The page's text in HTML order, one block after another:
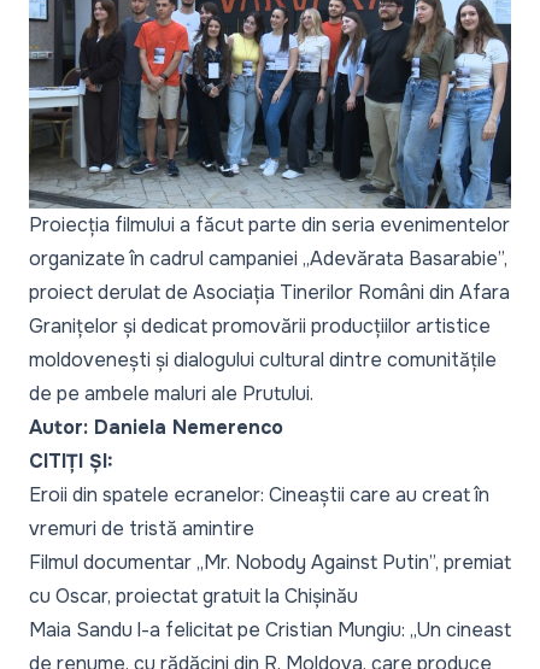
Proiecția filmului a făcut parte din seria evenimentelor
organizate în cadrul campaniei „Adevărata Basarabie”,
proiect derulat de Asociația Tinerilor Români din Afara
Granițelor și dedicat promovării producțiilor artistice
moldovenești și dialogului cultural dintre comunitățile
de pe ambele maluri ale Prutului.
Autor: Daniela Nemerenco
CITIȚI ȘI:
Eroii din spatele ecranelor: Cineaștii care au creat în
vremuri de tristă amintire
Filmul documentar „Mr. Nobody Against Putin”, premiat
cu Oscar, proiectat gratuit la Chișinău
Maia Sandu l-a felicitat pe Cristian Mungiu: „Un cineast
de renume, cu rădăcini din R. Moldova, care produce